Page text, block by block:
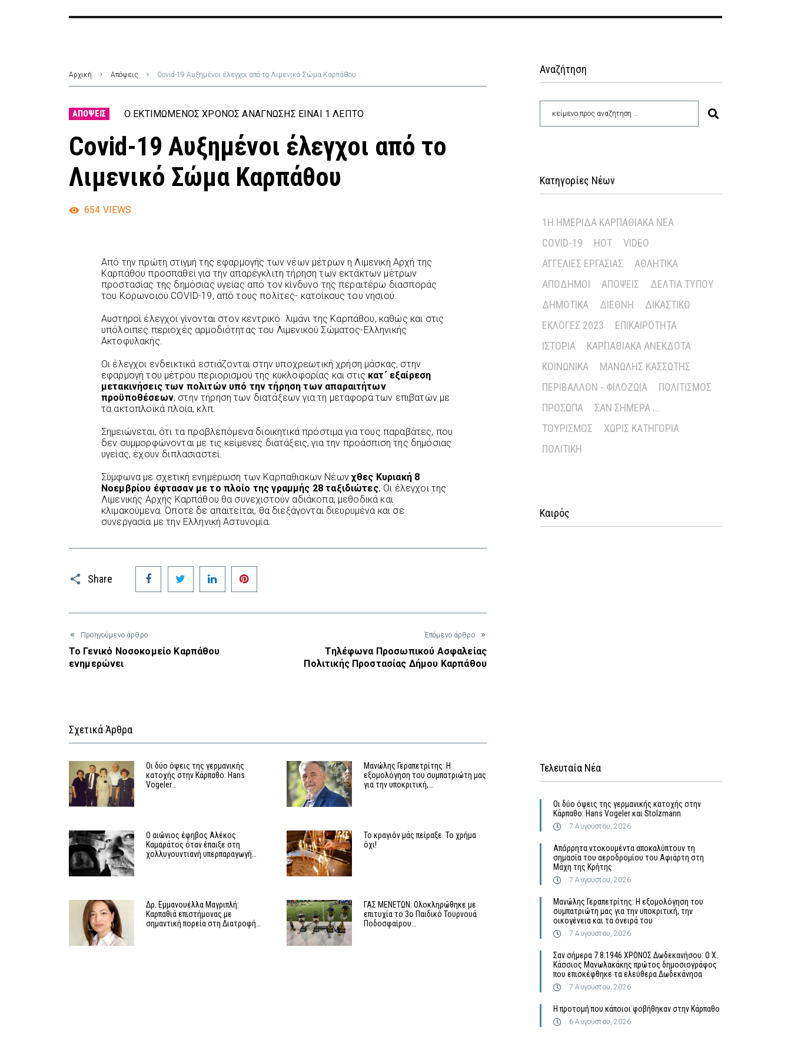
Αρχική Απόψεις Covid-19 Αυξημένοι έλεγχοι από το Λιμενικό Σώμα Καρπάθου
ΑΠΌΨΕΙΣ Ο ΕΚΤΙΜΏΜΕΝΟΣ ΧΡΌΝΟΣ ΑΝΆΓΝΩΣΗΣ ΕΊΝΑΙ 1 ΛΕΠΤΌ
Covid-19 Αυξημένοι έλεγχοι από το
Λιμενικό Σώμα Καρπάθου
654 VIEWS
Από την πρώτη στιγμή της εφαρμογής των νέων μέτρων η Λιμενική Αρχή της
Καρπάθου προσπαθεί για την απαρέγκλιτη τήρηση των εκτάκτων μέτρων
προστασίας της δημόσιας υγείας από τον κίνδυνο της περαιτέρω διασποράς
του Κορωνοιού COVID-19, από τους πολίτες- κατοίκους του νησιού.
Αυστηροί έλεγχοι γίνονται στον κεντρικό λιμάνι της Καρπάθου, καθώς και στις
υπόλοιπες περιοχές αρμοδιότητας του Λιμενικού Σώματος-Ελληνικής
Ακτοφυλακής.
Οι έλεγχοι ενδεικτικά εστιάζονται στην υποχρεωτική χρήση μάσκας, στην
εφαρμογή του μέτρου περιορισμού της κυκλοφορίας και στις κατ´ εξαίρεση
μετακινήσεις των πολιτών υπό την τήρηση των απαραιτήτων
προϋποθέσεων, στην τήρηση των διατάξεων για τη μεταφορά των επιβατών με
τα ακτοπλοϊκά πλοία, κλπ.
Σημειώνεται, ότι τα προβλεπόμενα διοικητικά πρόστιμα για τους παραβάτες, που
δεν συμμορφώνονται με τις κείμενες διατάξεις, για την προάσπιση της δημόσιας
υγείας, έχουν διπλασιαστεί.
Σύμφωνα με σχετική ενημέρωση των Καρπαθιακων Νέωνχθες Κυριακή 8
Νοεμβρίου έφτασαν με το πλοίο της γραμμής 28 ταξιδιώτες.Οι έλεγχοι της
Λιμενικής Αρχής Καρπάθου θα συνεχιστούν αδιάκοπα, μεθοδικά και
κλιμακούμενα. Όποτε δε απαιτείται, θα διεξάγονται διευρυμένα και σε
συνεργασία με την Ελληνική Αστυνομία.
Share
Facebook Twitter LinkedIn
Προηγούμενο άρθρο
Το Γενικό Νοσοκομείο Καρπάθου
ενημερώνει
Έπόμενο άρθρο
Τηλέφωνα Προσωπικού Ασφαλείας
Πολιτικής Προστασίας Δήμου Καρπάθου
Σχετικά Άρθρα
Οι δύο όψεις της γερμανικής
κατοχής στην Κάρπαθο: Hans
Vogeler…
Μανώλης Γεραπετρίτης: Η
εξομολόγηση του συμπατριώτη μας
για την υποκριτική,…
Ο αιώνιος έφηβος Αλέκος
Καμαράτος όταν έπαιξε στη
χολλυγουντιανή υπερπαραγωγή…
Το κραγιόν μάς πείραξε. Το χρήμα
όχι!
Δρ. Εμμανουέλλα Μαγριπλή:
Καρπαθιά επιστήμονας με
σημαντική πορεία στη Διατροφή…
ΓΑΣ ΜΕΝΕΤΩΝ: Ολοκληρώθηκε με
επιτυχία το 3ο Παιδικό Τουρνουά
Ποδοσφαίρου…
Αναζήτηση
Κατηγορίες Νέων
1Η ΗΜΕΡΊΔΑ ΚΑΡΠΑΘΙΑΚΆ ΝΈΑ
COVID-19
HOT
VIDEO
ΑΓΓΕΛΊΕΣ ΕΡΓΑΣΊΑΣ
ΑΘΛΗΤΙΚΆ
ΑΠΌΔΗΜΟΙ
ΑΠΌΨΕΙΣ
ΔΕΛΤΊΑ ΤΎΠΟΥ
ΔΗΜΟΤΙΚΆ
ΔΙΕΘΝΉ
ΔΙΚΑΣΤΙΚΌ
ΕΚΛΟΓΈΣ 2023
ΕΠΙΚΑΙΡΌΤΗΤΑ
ΙΣΤΟΡΊΑ
ΚΑΡΠΑΘΙΑΚΆ ΑΝΈΚΔΟΤΑ
ΚΟΙΝΩΝΙΚΆ
ΜΑΝΏΛΗΣ ΚΑΣΣΏΤΗΣ
ΠΕΡΙΒΆΛΛΟΝ - ΦΙΛΟΖΩΊΑ
ΠΟΛΙΤΙΣΜΌΣ
ΠΡΌΣΩΠΑ
ΣΑΝ ΣΉΜΕΡΑ ...
ΤΟΥΡΙΣΜΌΣ
ΧΩΡΊΣ ΚΑΤΗΓΟΡΊΑ
ΠΟΛΙΤΙΚΉ
Καιρός
Τελευταία Νέα
Οι δύο όψεις της γερμανικής κατοχής στην
Κάρπαθο: Hans Vogeler και Stolzmann
7 Αυγούστου, 2026
Απόρρητα ντοκουμέντα αποκαλύπτουν τη
σημασία του αεροδρομίου του Αφιάρτη στη
Μάχη της Κρήτης
7 Αυγούστου, 2026
Μανώλης Γεραπετρίτης: Η εξομολόγηση του
συμπατριώτη μας για την υποκριτική, την
οικογένεια και τα όνειρά του
7 Αυγούστου, 2026
Σαν σήμερα 7.8.1946 ΧΡΟΝΟΣ Δωδεκανήσου: Ο Χ.
Κάσσιος Μανωλακάκης πρώτος δημοσιογράφος
που επισκέφθηκε τα ελεύθερα Δωδεκάνησα
7 Αυγούστου, 2026
Η προτομή που κάποιοι φοβήθηκαν στην Κάρπαθο
6 Αυγούστου, 2026